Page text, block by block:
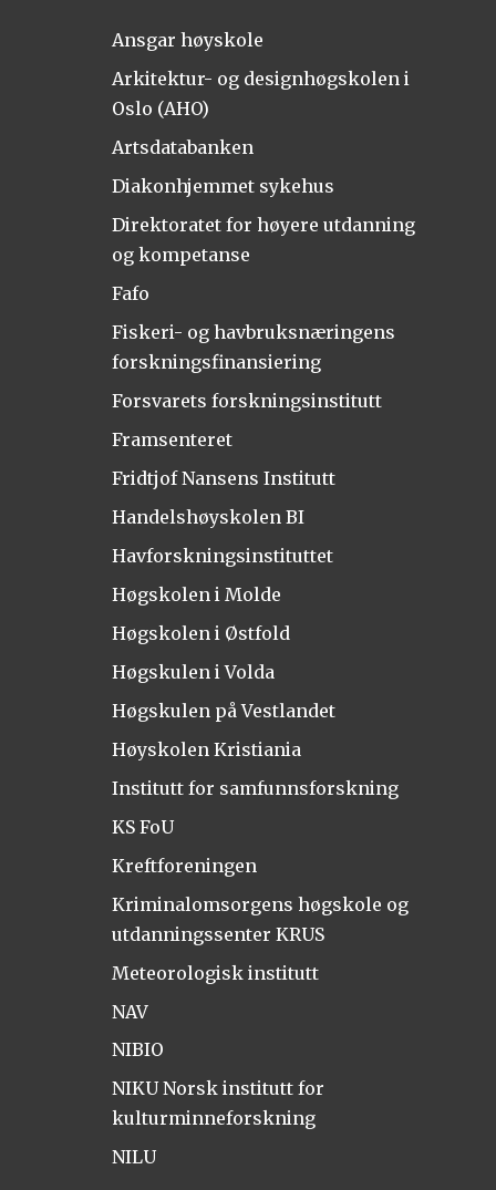
Ansgar høyskole
Arkitektur- og designhøgskolen i
Oslo (AHO)
Artsdatabanken
Diakonhjemmet sykehus
Direktoratet for høyere utdanning
og kompetanse
Fafo
Fiskeri- og havbruksnæringens
forskningsfinansiering
Forsvarets forskningsinstitutt
Framsenteret
Fridtjof Nansens Institutt
Handelshøyskolen BI
Havforskningsinstituttet
Høgskolen i Molde
Høgskolen i Østfold
Høgskulen i Volda
Høgskulen på Vestlandet
Høyskolen Kristiania
Institutt for samfunnsforskning
KS FoU
Kreftforeningen
Kriminalomsorgens høgskole og
utdanningssenter KRUS
Meteorologisk institutt
NAV
NIBIO
NIKU Norsk institutt for
kulturminneforskning
NILU